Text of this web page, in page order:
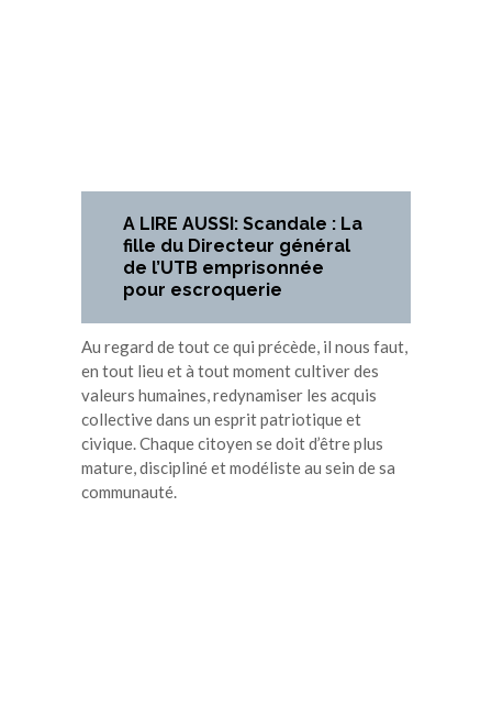
A LIRE AUSSI: Scandale : La
fille du Directeur général
de l’UTB emprisonnée
pour escroquerie
Au regard de tout ce qui précède, il nous faut,
en tout lieu et à tout moment cultiver des
valeurs humaines, redynamiser les acquis
collective dans un esprit patriotique et
civique. Chaque citoyen se doit d’être plus
mature, discipliné et modéliste au sein de sa
communauté.